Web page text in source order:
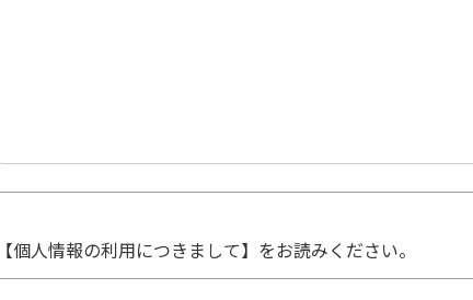
人情報の利用につきまして】をお読みください。